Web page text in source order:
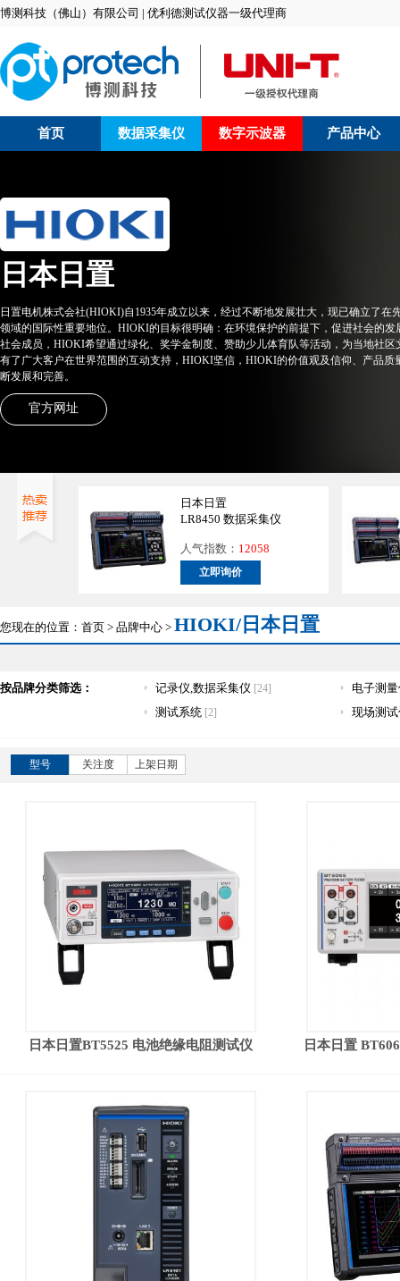
博测科技（佛山）有限公司 | 优利德测试仪器一级代理商
首页 数据采集仪 数字示波器 产品中心
日本日置
日置电机株式会社(HIOKI)自1935年成立以来，经过不断地发展壮大，现已确立了在
领域的国际性重要地位。HIOKI的目标很明确：在环境保护的前提下，促进社会的
社会成员，HIOKI希望通过绿化、奖学金制度、赞助少儿体育队等活动，为当地社
有了广大客户在世界范围的互动支持，HIOKI坚信，HIOKI的价值观及信仰、产品质
断发展和完善。
官方网址
日本日置
LR8450 数据采集仪
人气指数： 12058
立即询价
您现在的位置： 首页 > 品牌中心 > HIOKI/日本日置
按品牌分类筛选： 记录仪,数据采集仪 [24]
电子测
测试系统 [2] 现场测
型号 关注度 上架日期
日本日置BT5525 电池绝缘电阻测试仪 日本日置